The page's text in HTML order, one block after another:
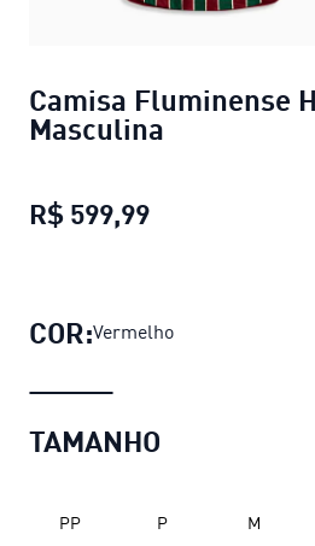
Camisa Fluminense
Masculina
R$ 599,99
COR:Vermelho
TAMANHO
PP P M